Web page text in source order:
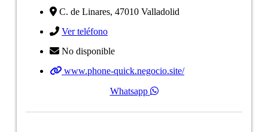
C. de Linares, 47010 Valladolid
Ver teléfono
No disponible
www.phone-quick.negocio.site/
Whatsapp